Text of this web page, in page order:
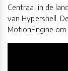
Centraal in de
van Hypershell.
MotionEngine